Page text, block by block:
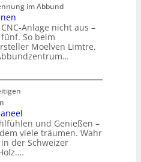
im Abbund
Anlage nicht aus –
So beim
Moelven Limtre,
und Genießen –
viele träumen. Wahr
der Schweizer